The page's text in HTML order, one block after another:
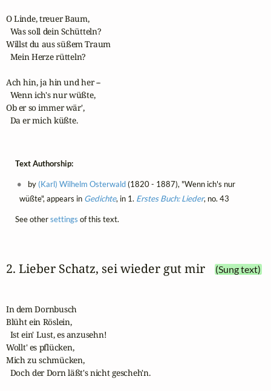
O Linde, treuer Baum,
  Was soll dein Schütteln?
Willst du aus süßem Traum
  Mein Herze rütteln?
Ach hin, ja hin und her --
  Wenn ich's nur wüßte,
Ob er so immer wär',
  Da er mich küßte.
Text Authorship:
by (Karl) Wilhelm Osterwald(1820 - 1887), "Wenn ich's nur
wüßte", appears in Gedichte, in 1. Erstes Buch: Lieder, no. 43
See othersettings of this text.
2. Lieber Schatz, sei wieder gut mir (Sung text)
In dem Dornbusch
Blüht ein Röslein,
  Ist ein' Lust, es anzusehn!
Wollt' es pflücken,
Mich zu schmücken,
  Doch der Dorn läßt's nicht gescheh'n.